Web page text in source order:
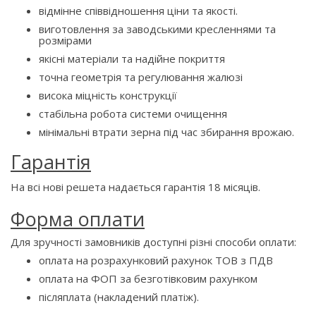
відмінне співвідношення ціни та якості.
виготовлення за заводськими кресленнями та
розмірами
якісні матеріали та надійне покриття
точна геометрія та регулювання жалюзі
висока міцність конструкції
стабільна робота системи очищення
мінімальні втрати зерна під час збирання врожаю.
Гарантія
На всі нові решета надається гарантія 18 місяців.
Форма оплати
Для зручності замовників доступні різні способи оплати:
оплата на розрахунковий рахунок ТОВ з ПДВ
оплата на ФОП за безготівковим рахунком
післяплата (накладений платіж).